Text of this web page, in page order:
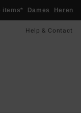
items* Dames Heren
Help & Contact